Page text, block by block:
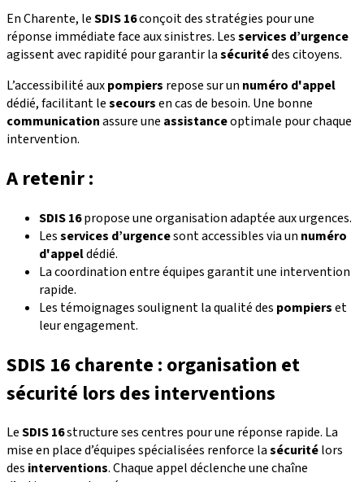
En Charente, leSDIS 16conçoit des stratégies pour une
réponse immédiate face aux sinistres. Lesservices d’urgence
agissent avec rapidité pour garantir lasécuritédes citoyens.
L’accessibilité auxpompiers repose sur un numéro d'appel
dédié, facilitant lesecoursen cas de besoin. Une bonne
communicationassure une assistanceoptimale pour chaque
intervention.
A retenir :
SDIS 16propose une organisation adaptée aux urgences.
Lesservices d’urgencesont accessibles via un numéro
d'appeldédié.
La coordination entre équipes garantit une intervention
rapide.
Les témoignages soulignent la qualité des pompierset
leur engagement.
SDIS 16 charente : organisation et
sécurité lors des interventions
LeSDIS 16structure ses centres pour une réponse rapide. La
mise en place d’équipes spécialisées renforce lasécuritélors
des interventions. Chaque appel déclenche une chaîne